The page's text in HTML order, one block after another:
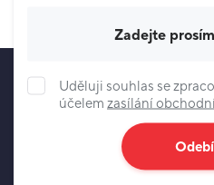
Uděluji souhlas se
účelem zasílání